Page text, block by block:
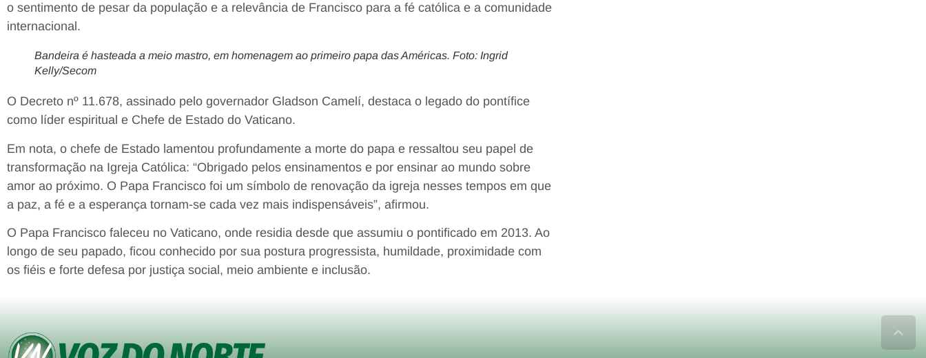
o sentimento de pesar da população e a relevância de Francisco para a fé católica e a comunidade
internacional.
Bandeira é hasteada a meio mastro, em homenagem ao primeiro papa das Américas. Foto: Ingrid
Kelly/Secom
O Decreto nº 11.678, assinado pelo governador Gladson Camelí, destaca o legado do pontífice
como líder espiritual e Chefe de Estado do Vaticano.
Em nota, o chefe de Estado lamentou profundamente a morte do papa e ressaltou seu papel de
transformação na Igreja Católica: “Obrigado pelos ensinamentos e por ensinar ao mundo sobre
amor ao próximo. O Papa Francisco foi um símbolo de renovação da igreja nesses tempos em que
a paz, a fé e a esperança tornam-se cada vez mais indispensáveis”, afirmou.
O Papa Francisco faleceu no Vaticano, onde residia desde que assumiu o pontificado em 2013. Ao
longo de seu papado, ficou conhecido por sua postura progressista, humildade, proximidade com
os fiéis e forte defesa por justiça social, meio ambiente e inclusão.